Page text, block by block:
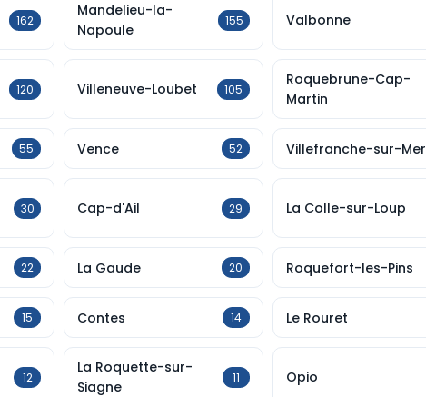
162
Mandelieu-la-
Napoule
155 Valbonne
120 Villeneuve-Loubet 105
Roquebrune-Cap-
Martin
55 Vence 52 Villefranche-sur-Mer
30 Cap-d'Ail 29 La Colle-sur-Loup
22 La Gaude 20 Roquefort-les-Pins
15 Contes 14 Le Rouret
12
La Roquette-sur-
Siagne
11 Opio